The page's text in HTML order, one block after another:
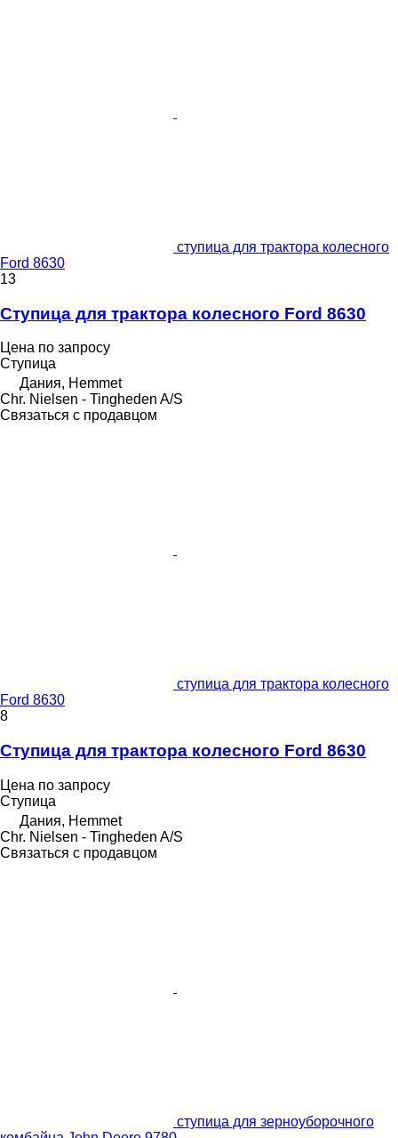
ступица для трактора колесного
Ford 8630
13
Ступица для трактора колесного Ford 8630
Цена по запросу
Ступица
Дания, Hemmet
Chr. Nielsen - Tingheden A/S
Связаться с продавцом
ступица для трактора колесного
Ford 8630
8
Ступица для трактора колесного Ford 8630
Цена по запросу
Ступица
Дания, Hemmet
Chr. Nielsen - Tingheden A/S
Связаться с продавцом
ступица для зерноуборочного